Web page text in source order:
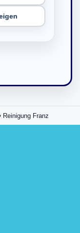
Reinigung Franz